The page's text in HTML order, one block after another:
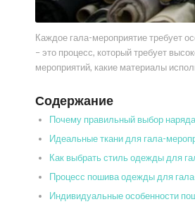
Каждое гала-мероприятие требует
– это процесс, который требует
мероприятий, какие материалы
Содержание
Почему правильный выбор
Идеальные ткани для гала-
Как выбрать стиль одежды для
Процесс пошива одежды для
Индивидуальные особенности